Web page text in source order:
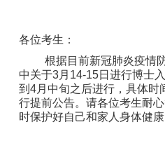
各位考生：
根据目前新冠肺炎疫情
中关于3月 14-15日进行博士
到 4月中旬之后进行，具体时
行提前公告。请各位考生耐
时保护好自己和家人身体健康